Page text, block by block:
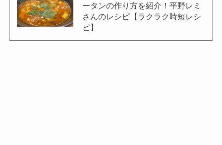
ータンの作り方を紹介！平野レミ
さんのレシピ【ラクラク時短レシ
ピ】